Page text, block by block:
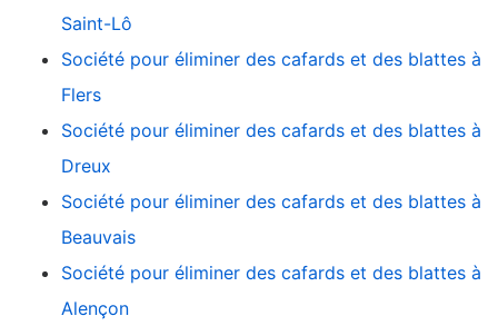
Saint-Lô
Société pour éliminer des cafards et des blattes à
Flers
Société pour éliminer des cafards et des blattes à
Dreux
Société pour éliminer des cafards et des blattes à
Beauvais
Société pour éliminer des cafards et des blattes à
Alençon